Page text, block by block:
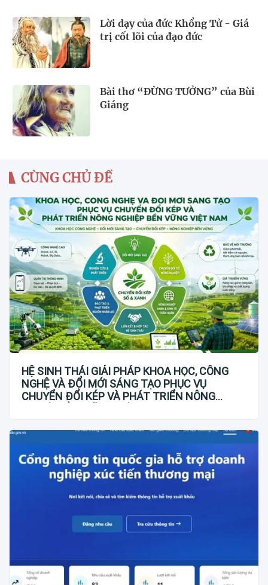
Lời dạy của đức Khổng Tử - Giá
trị cốt lõi của đạo đức
Bài thơ “ĐỪNG TƯỞNG” của Bùi
Giáng
CÙNG CHỦ ĐỀ
HỆ SINH THÁI GIẢI PHÁP KHOA HỌC, CÔNG
NGHỆ VÀ ĐỔI MỚI SÁNG TẠO PHỤC VỤ
CHUYỂN ĐỔI KÉP VÀ PHÁT TRIỂN NÔNG